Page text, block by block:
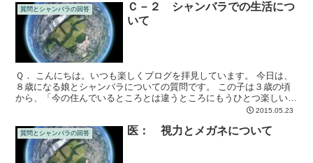
質問とシャンバラの回答
Ｃ－２ シャンバラでの生活につ
いて
Ｑ． こんにちは。いつも楽しくブログを拝見しています。 今日は、
８歳になる娘とシャンバラについての質問です。 この子は３歳の頃
から、「今の住んでいるところとは違うところにもうひとつ楽しい世
界がある」というようなことを言っていました。 当時は...2015.05.23
質問とシャンバラの回答 医： 視力とメガネについて